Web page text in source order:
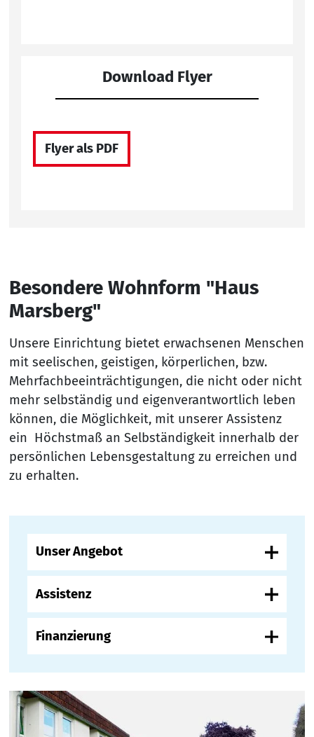
Download Flyer
Flyer als PDF
Besondere Wohnform "Haus
Marsberg"
Unsere Einrichtung bietet erwachsenen Menschen
mit seelischen, geistigen, körperlichen, bzw.
Mehrfachbeeinträchtigungen, die nicht oder nicht
mehr selbständig und eigenverantwortlich leben
können, die Möglichkeit, mit unserer Assistenz
ein Höchstmaß an Selbständigkeit innerhalb der
persönlichen Lebensgestaltung zu erreichen und
zu erhalten.
Unser Angebot
Assistenz
Finanzierung